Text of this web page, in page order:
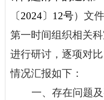
〔2024〕12号）文
第一时间组织相关
进行研讨，逐项对
情况汇报如下：
一、存在问题